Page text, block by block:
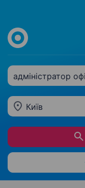
адміністратор
Київ